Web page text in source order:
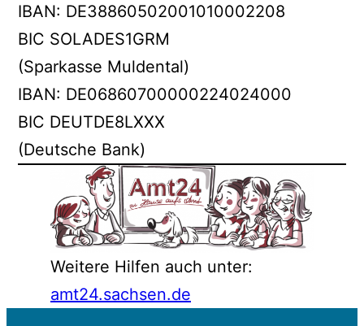
IBAN: DE38860502001010002208
BIC SOLADES1GRM
(Sparkasse Muldental)
IBAN: DE06860700000224024000
BIC DEUTDE8LXXX
(Deutsche Bank)
Weitere Hilfen auch unter:
amt24.sachsen.de